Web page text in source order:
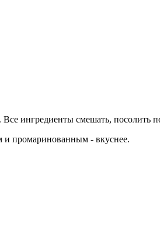
ингредиенты смешать, посолить
и промаринованным - вкуснее.